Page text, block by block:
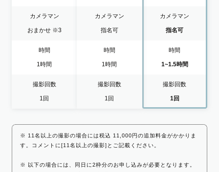
カメラマン
おまかせ ※3
時間
1時間
撮影回数
1回
カメラマン
指名可
時間
1時間
撮影回数
1回
カメラマン
指名可
時間
1~1.5時間
撮影回数
1回
※ 11名以上の撮影の場合には税込 11,000円の追加料金がかかりま
す。コメントに[11名以上の撮影]とご記載ください。
※ 以下の場合には、同日に2枠分のお申し込みが必要となります。